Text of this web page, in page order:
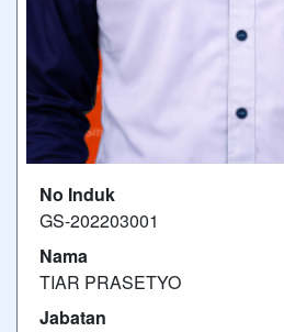
No Induk
GS-202203001
Nama
TIAR PRASETYO
Jabatan